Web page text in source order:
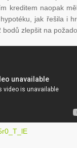
kreditem naopak
jak řešila i
bodů zlepšit na